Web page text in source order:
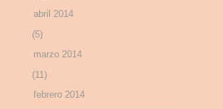
abril 2014
(5)
marzo 2014
(11)
febrero 2014